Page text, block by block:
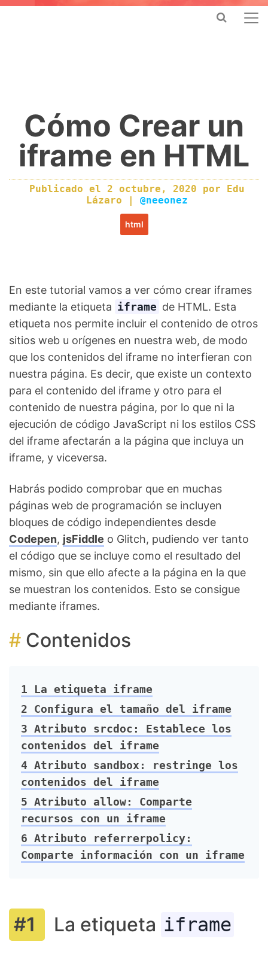
Cómo Crear un
iframe en HTML
Publicado el 2 octubre, 2020 por Edu
Lázaro | @neeonez
html
En este tutorial vamos a ver cómo crear iframes
mediante la etiqueta iframe de HTML. Esta
etiqueta nos permite incluir el contenido de otros
sitios web u orígenes en nuestra web, de modo
que los contenidos del iframe no interfieran con
nuestra página. Es decir, que existe un contexto
para el contenido del iframe y otro para el
contenido de nuestra página, por lo que ni la
ejecución de código JavaScript ni los estilos CSS
del iframe afectarán a la página que incluya un
iframe, y viceversa.
Habrás podido comprobar que en muchas
páginas web de programación se incluyen
bloques de código independientes desde
Codepen, jsFiddle o Glitch, pudiendo ver tanto
el código que se incluye como el resultado del
mismo, sin que ello afecte a la página en la que
se muestran los contenidos. Esto se consigue
mediante iframes.
Contenidos
1 La etiqueta iframe
2 Configura el tamaño del iframe
3 Atributo srcdoc: Establece los
contenidos del iframe
4 Atributo sandbox: restringe los
contenidos del iframe
5 Atributo allow: Comparte
recursos con un iframe
6 Atributo referrerpolicy:
Comparte información con un iframe
La etiqueta iframe